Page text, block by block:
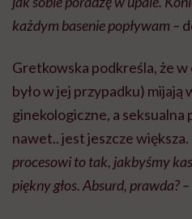
każdym basenie popływam –
Gretkowska podkreśla, że w
było w jej przypadku) mijają
ginekologiczne, a seksualna
nawet.. jest jeszcze większa.
procesowi to tak, jakbyśmy
piękny głos. Absurd, prawda? –